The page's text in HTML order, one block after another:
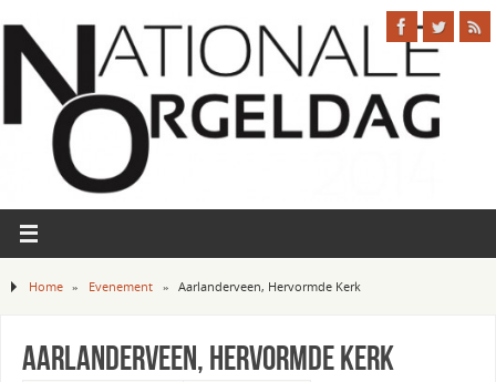
Home » Evenement » Aarlanderveen, Hervormde Kerk
Aarlanderveen, Hervormde Kerk